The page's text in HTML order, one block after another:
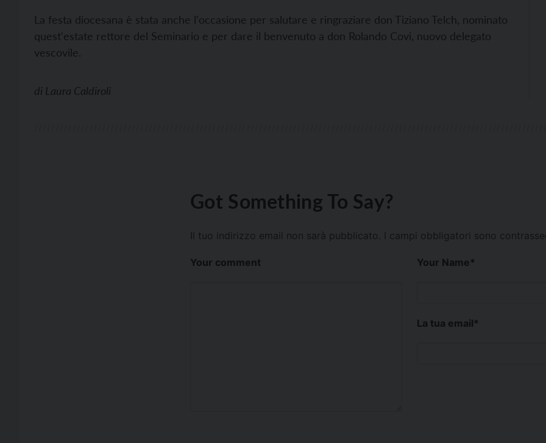
La festa diocesana è stata anche l'occasione per salutare e ringraziare don Tiziano Telch, nominato
quest'estate rettore del Seminario e per dare il benvenuto a don Rolando Covi, nuovo delegato
vescovile.
di Laura Caldiroli
Got Something To Say?
Il tuo indirizzo email non sarà pubblicato. I campi obbligatori sono
Your comment Your Name*
La tua email*